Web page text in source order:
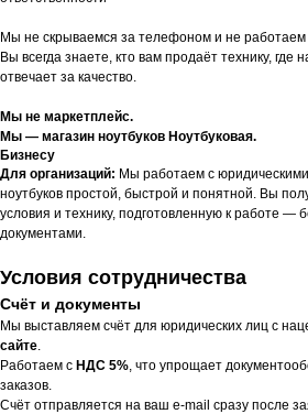
Мы не скрываемся за телефоном и не работаем
Вы всегда знаете, кто вам продаёт технику, где
отвечает за качество.
Мы не маркетплейс.
Мы — магазин ноутбуков Ноутбуковая.
Бизнесу
Для организаций: Мы работаем с
ноутбуков простой, быстрой и понятной. Вы
условия и технику, подготовленную к работе —
документами.
Условия сотрудничества
Счёт и документы
Мы выставляем счёт для юридических лиц с
сайте.
Работаем с НДС 5%, что упрощает
заказов.
Счёт отправляется на ваш e-mail сразу после